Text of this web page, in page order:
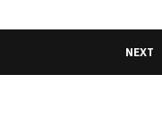
NEXT